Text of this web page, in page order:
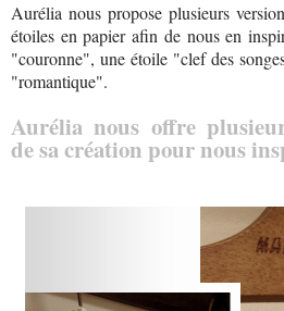
Aurélia nous propose plusieurs
étoiles en papier afin de nous en
"couronne", une étoile "clef des
"romantique".
Aurélia nous offre
de sa création pour nous